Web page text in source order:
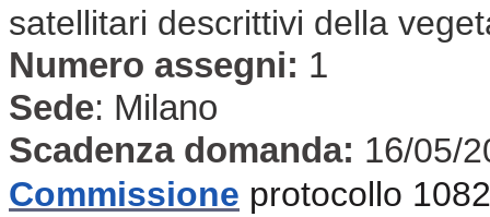
satellitari descrittivi della
Numero assegni: 1
Sede: Milano
Scadenza domanda: 16/05/
Commissione protocollo